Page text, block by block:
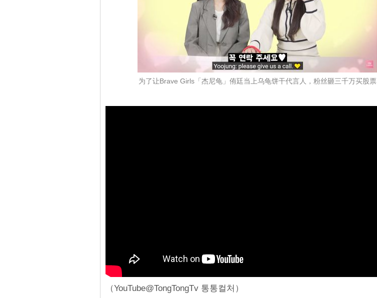
为了让Brave Girls「杰尼龟」侑廷当上乌龟饼干代言人，粉丝砸三千万买股票
（YouTube@TongTongTv 통통컬처）